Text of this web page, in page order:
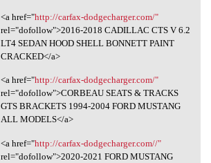
<a href="http://carfax-dodgecharger.com/"
rel="dofollow">2016-2018 CADILLAC CTS V 6.2
LT4 SEDAN HOOD SHELL BONNETT PAINT
CRACKED</a>
<a href="http://carfax-dodgecharger.com/"
rel="dofollow">CORBEAU SEATS & TRACKS
GTS BRACKETS 1994-2004 FORD MUSTANG
ALL MODELS</a>
<a href="http://carfax-dodgecharger.com//"
rel="dofollow">2020-2021 FORD MUSTANG